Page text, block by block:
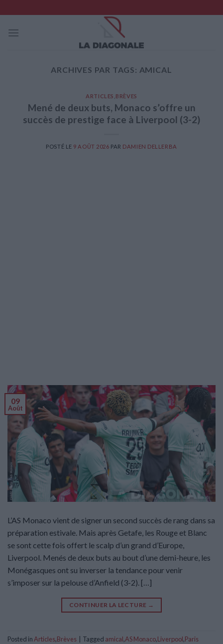
to
content
ARCHIVES PAR TAGS: AMICAL
ARTICLES BRÈVES
Mené de deux buts, Monaco s’offre un
succès de prestige face à Liverpool (3-2)
POSTÉ LE 9 AOÛT 2026 PAR DAMIEN DELLERBA
09
Août
L’AS Monaco vient de signer un second succès de rang dans sa
préparation estivale. Mais après Getafe, les Rouge et Blanc
se sont cette fois offert le scalp d’un grand d’Europe,
Liverpool. Menés de deux buts au bout d’une demi-heure, les
Monégasques ont su inverser la tendance pour venir
s’imposer sur la pelouse d’Anfield (3-2). […]
CONTINUER LA LECTURE →
Posted inArticles,Brèves Tagged amical,AS Monaco,Liverpool,Paris